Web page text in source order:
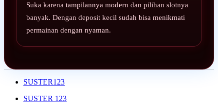
Suka karena tampilannya modern dan pilihan slotnya
banyak. Dengan deposit kecil sudah bisa menikmati
permainan dengan nyaman.
SUSTER123
SUSTER 123